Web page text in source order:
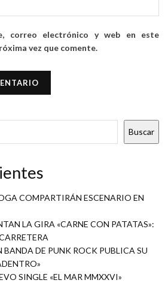
correo electrónico y web en este
vez que comente.
Buscar
COMPARTIRÁN ESCENARIO EN
LA GIRA «CARNE CON PATATAS»:
BANDA DE PUNK ROCK PUBLICA SU
SINGLE «EL MAR MMXXVI»